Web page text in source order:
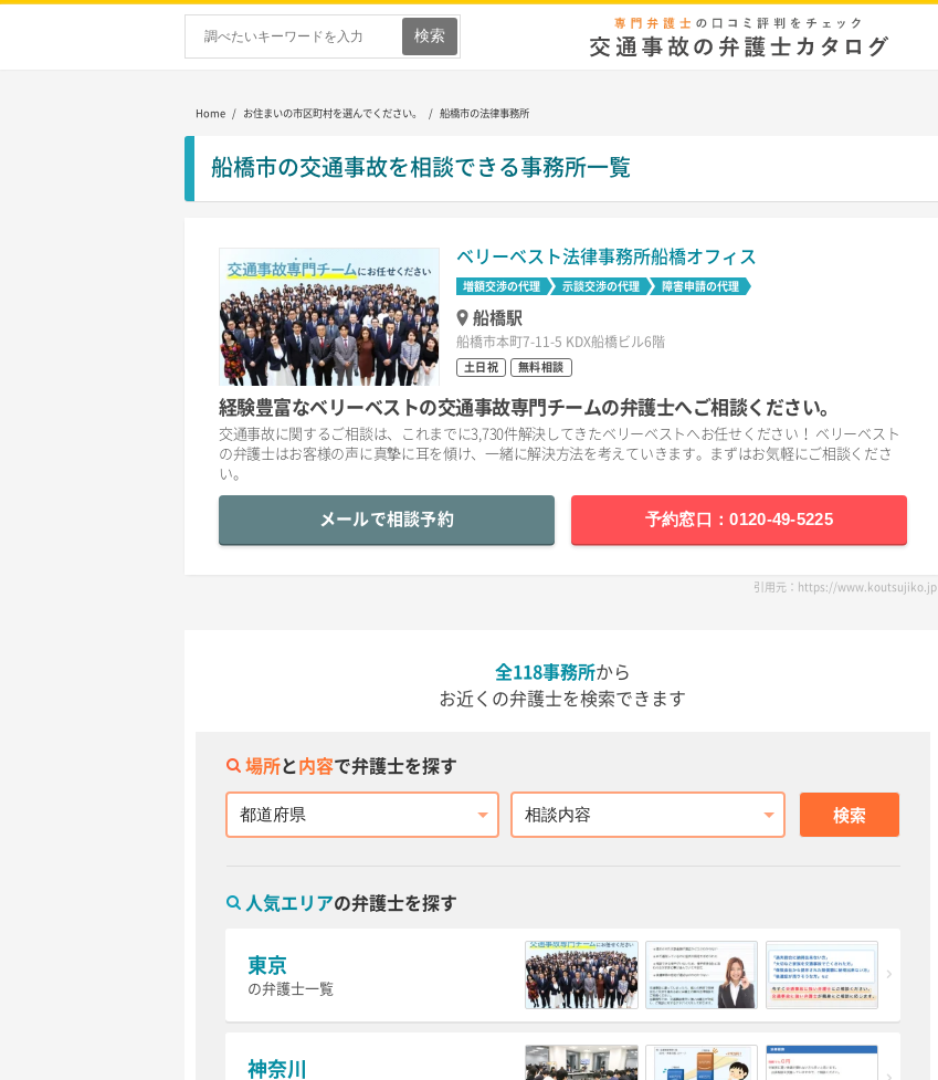
Home / お住まいの市区町村を選んでください。 / 船橋市の法律事務所
船橋市の交通事故を相談できる事務所一覧
ベリーベスト法律事務所船橋オフィス
増額交渉の代理 示談交渉の代理 障害申請の代理
船橋駅
船橋市本町7-11-5 KDX船橋ビル6階
土日祝 無料相談
経験豊富なベリーベストの交通事故専門チームの弁護士へご相談ください。
交通事故に関するご相談は、これまでに3,730件解決してきたベリーベストへお任せください！ ベリーベスト
の弁護士はお客様の声に真摯に耳を傾け、一緒に解決方法を考えていきます。まずはお気軽にご相談くださ
い。
メールで相談予約 予約窓口：0120-49-5225
引用元：https://www.koutsujiko.jp
全118事務所から
お近くの弁護士を検索できます
場所と 内容で弁護士を探す
都道府県 相談内容 検索
人気エリアの弁護士を探す
東京
の弁護士一覧
神奈川